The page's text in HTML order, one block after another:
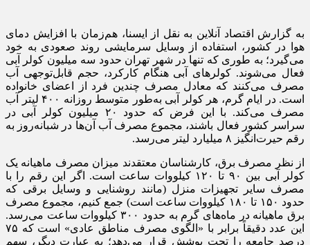
به گزارش اقتصاد آنلاین به نقل از ایسنا، هم‌زمان با افزایش دمای
هوا در کشور، استفاده از وسایل سرمایشی روند صعودی به خود
می‌گیرد؛ به طوری که تنها در شهر تهران حدود سه میلیون کولر آبی
فعال می‌شوند. کولرهای آبی هنگام کارکرد، حجم قابل‌توجهی آب
مصرف می‌کنند که معادل مصرف چندین فرد از اعضای خانواده
است. در ایام گرم، هر کولر آبی به‌طور متوسط روزانه ۴۰۰ لیتر آب
مصرف می‌کند. با این فرض که حدود ۲۰ میلیون کولر آبی در
سراسر کشور فعال باشند، مجموع مصرف آب آن‌ها در شبانه‌روز به
رقم حیرت‌انگیز ۸ میلیارد لیتر می‌رسد.
از نظر مصرف برق، کارشناسان معتقدند میزان مصرف ماهیانه یک
کولر آبی بین ۹۰ تا ۱۲۰ کیلووات ساعت است. اگر این رقم را با
مصرف سایر تجهیزات منزل (مانند روشنایی و وسایل برقی که
حدود ۱۵۰ تا ۱۸۰ کیلووات ساعت است) جمع کنیم، مجموع مصرف
برق ماهیانه در ماه‌های گرم به حدود ۳۰۰ کیلووات ساعت می‌رسد.
این عدد دقیقاً برابر با «الگوی مصرف مناطق عادی» است که ۷۵
درصد جامعه را تحت پوشش قرار می‌دهد؛ به عبارت دیگر، سهم